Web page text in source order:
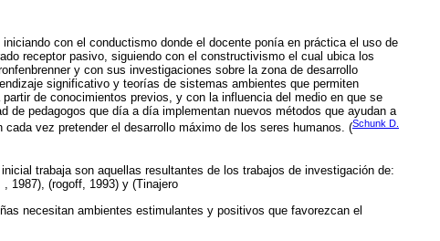
con el conductismo donde el docente ponía en práctica el uso de
receptor pasivo, siguiendo con el constructivismo el cual ubica los
y con sus investigaciones sobre la zona de desarrollo
significativo y teorías de sistemas ambientes que permiten
de conocimientos previos, y con la influencia del medio en que se
de pedagogos que día a día implementan nuevos métodos que ayudan a
vez pretender el desarrollo máximo de los seres humanos. (Schunk D.
trabaja son aquellas resultantes de los trabajos de investigación de:
1987), (rogoff, 1993) y (Tinajero
necesitan ambientes estimulantes y positivos que favorezcan el